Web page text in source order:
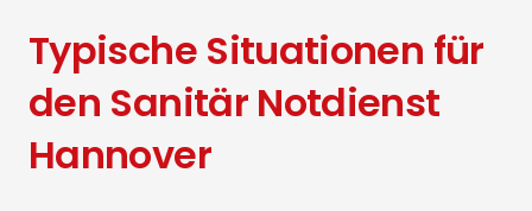
Typische Situationen für
den Sanitär Notdienst
Hannover